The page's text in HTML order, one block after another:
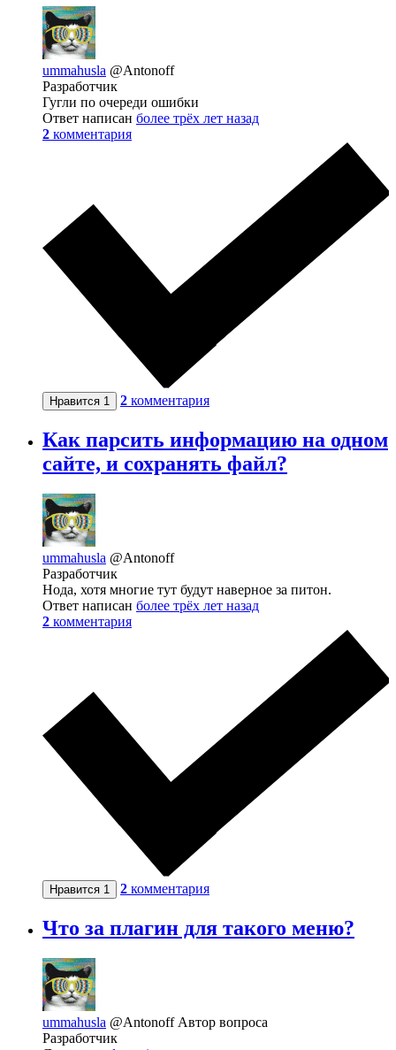
ummahusla @Antonoff
Разработчик
Гугли по очереди ошибки
Ответ написан более трёх лет назад
2 комментария
Нравится 1 2 комментария
Как парсить информацию на одном
сайте, и сохранять файл?
ummahusla @Antonoff
Разработчик
Нода, хотя многие тут будут наверное за питон.
Ответ написан более трёх лет назад
2 комментария
Нравится 1 2 комментария
Что за плагин для такого меню?
ummahusla @Antonoff Автор вопроса
Разработчик